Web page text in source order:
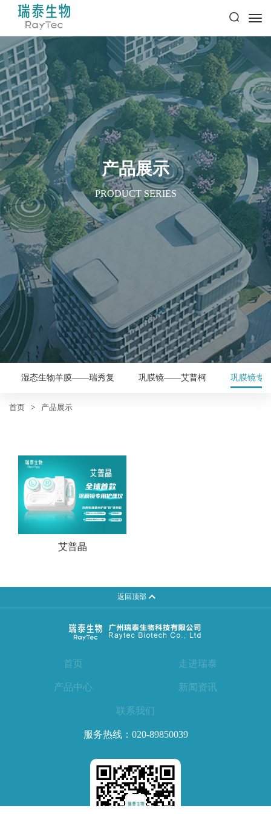
产品展示
PRODUCT SERIES
湿态生物羊膜——瑞秀复 巩膜镜——艾普柯 巩膜镜专
首页 > 产品展示
艾普晶
返回顶部
首页 走进瑞泰
产品中心 新闻资讯
联系我们
服务热线： 020-89850039